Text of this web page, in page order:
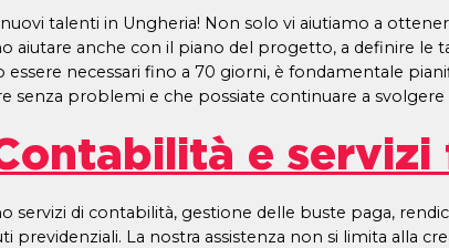
talenti in Ungheria! Non solo vi aiutiamo a
aiutare anche con il piano del progetto, a definire
essere necessari fino a 70 giorni, è fondamentale
senza problemi e che possiate continuare a svolgere
e servizi
servizi di contabilità, gestione delle buste paga,
previdenziali. La nostra assistenza non si limita alla